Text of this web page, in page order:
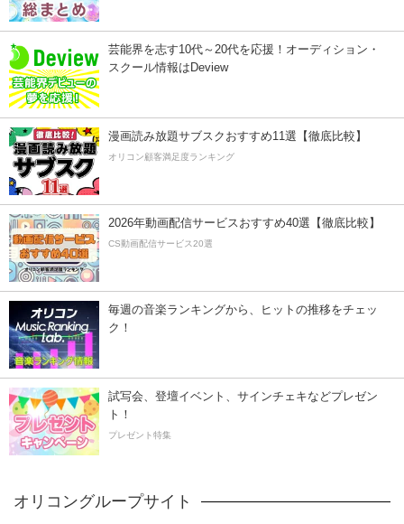
芸能界を志す10代～20代を応援！オーディション・
スクール情報はDeview
漫画読み放題サブスクおすすめ11選【徹底比較】
オリコン顧客満足度ランキング
2026年動画配信サービスおすすめ40選【徹底比較】
CS動画配信サービス20選
毎週の音楽ランキングから、ヒットの推移をチェッ
ク！
試写会、登壇イベント、サインチェキなどプレゼン
ト！
プレゼント特集
オリコングループサイト